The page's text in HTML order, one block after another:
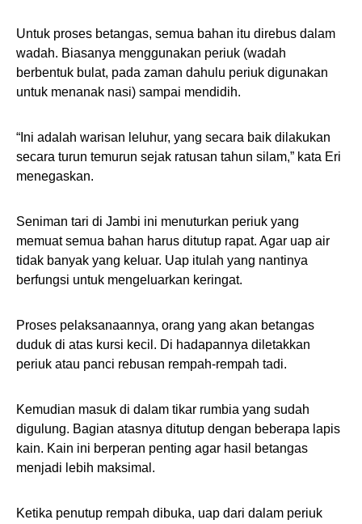
Untuk proses betangas, semua bahan itu direbus dalam
wadah. Biasanya menggunakan periuk (wadah
berbentuk bulat, pada zaman dahulu periuk digunakan
untuk menanak nasi) sampai mendidih.
“Ini adalah warisan leluhur, yang secara baik dilakukan
secara turun temurun sejak ratusan tahun silam,” kata Eri
menegaskan.
Seniman tari di Jambi ini menuturkan periuk yang
memuat semua bahan harus ditutup rapat. Agar uap air
tidak banyak yang keluar. Uap itulah yang nantinya
berfungsi untuk mengeluarkan keringat.
Proses pelaksanaannya, orang yang akan betangas
duduk di atas kursi kecil. Di hadapannya diletakkan
periuk atau panci rebusan rempah-rempah tadi.
Kemudian masuk di dalam tikar rumbia yang sudah
digulung. Bagian atasnya ditutup dengan beberapa lapis
kain. Kain ini berperan penting agar hasil betangas
menjadi lebih maksimal.
Ketika penutup rempah dibuka, uap dari dalam periuk